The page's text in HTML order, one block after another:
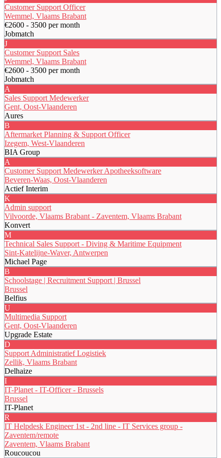
Customer Support Officer
Wemmel, Vlaams Brabant
€2600 - 3500 per month
Jobmatch
J
Customer Support Sales
Wemmel, Vlaams Brabant
€2600 - 3500 per month
Jobmatch
A
Sales Support Medewerker
Gent, Oost-Vlaanderen
Aures
B
Aftermarket Planning & Support Officer
Izegem, West-Vlaanderen
BIA Group
A
Customer Support Medewerker Apotheeksoftware
Beveren-Waas, Oost-Vlaanderen
Actief Interim
K
Admin support
Vilvoorde, Vlaams Brabant - Zaventem, Vlaams Brabant
Konvert
M
Technical Sales Support - Diving & Maritime Equipment
Sint-Katelijne-Waver, Antwerpen
Michael Page
B
Schoolstage | Recruitment Support | Brussel
Brussel
Belfius
U
Multimedia Support
Gent, Oost-Vlaanderen
Upgrade Estate
D
Support Administratief Logistiek
Zellik, Vlaams Brabant
Delhaize
I
IT-Planet - IT-Officer - Brussels
Brussel
IT-Planet
R
IT Helpdesk Engineer 1st - 2nd line - IT Services group -
Zaventem/remote
Zaventem, Vlaams Brabant
Roucoucou